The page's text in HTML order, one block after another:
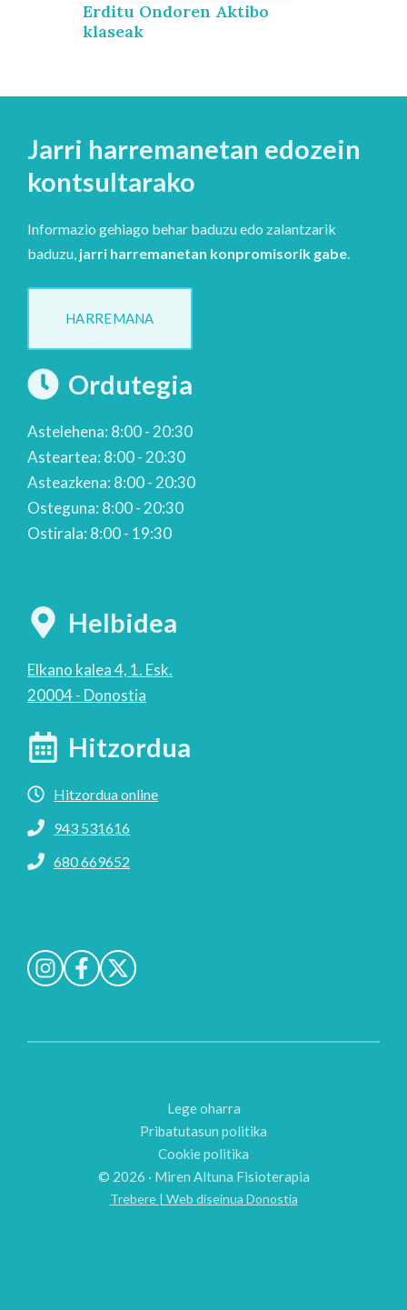
Erditu Ondoren Aktibo
klaseak
Jarri harremanetan edozein
kontsultarako
Informazio gehiago behar baduzu edo zalantzarik
baduzu, jarri harremanetan konpromisorik gabe.
HARREMANA
Ordutegia
Astelehena: 8:00 - 20:30
Asteartea: 8:00 - 20:30
Asteazkena: 8:00 - 20:30
Osteguna: 8:00 - 20:30
Ostirala: 8:00 - 19:30
Helbidea
Elkano kalea 4, 1. Esk.
20004 - Donostia
Hitzordua
Hitzordua online
943 531616
680 669652
© 2026 · Miren Altuna Fisioterapia
Trebere | Web diseinua Donostia
Lege oharra
Pribatutasun politika
Cookie politika